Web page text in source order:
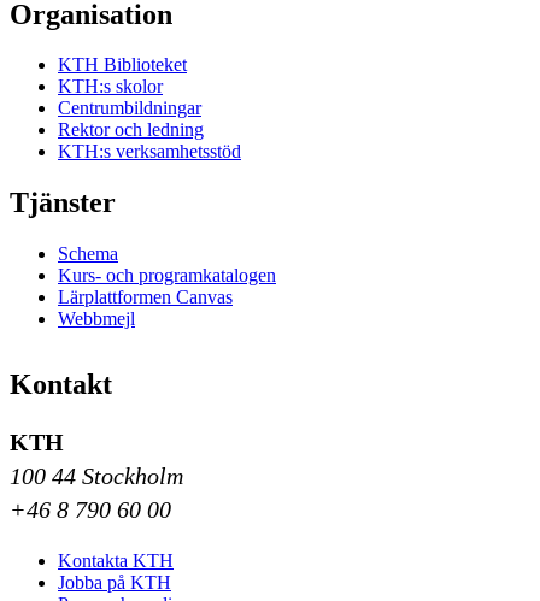
Organisation
KTH Biblioteket
KTH:s skolor
Centrumbildningar
Rektor och ledning
KTH:s verksamhetsstöd
Tjänster
Schema
Kurs- och programkatalogen
Lärplattformen Canvas
Webbmejl
Kontakt
KTH
100 44 Stockholm
+46 8 790 60 00
Kontakta KTH
Jobba på KTH